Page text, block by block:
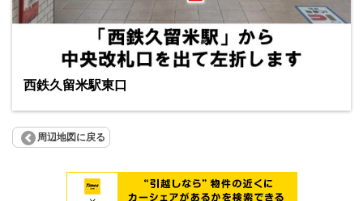
西鉄久留米駅東口
周辺地図に戻る